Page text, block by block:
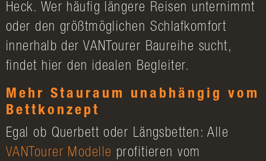
Heck. Wer häufig längere Reisen unternimmt
oder den größtmöglichen Schlafkomfort
innerhalb der VANTourer Baureihe sucht,
findet hier den idealen Begleiter.
Mehr Stauraum unabhängig vom
Bettkonzept
Egal ob Querbett oder Längsbetten: Alle
VANTourer Modelle profitieren vom